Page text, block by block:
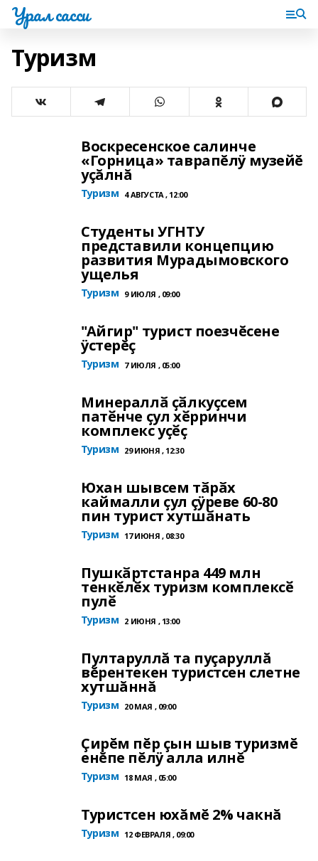
Урал сасси
Туризм
Воскресенское салинче
«Горница» таврапĕлÿ музейĕ
уçăлнă
Туризм 4 АВГУСТА , 12:00
Студенты УГНТУ
представили концепцию
развития Мурадымовского
ущелья
Туризм 9 ИЮЛЯ , 09:00
"Айгир" турист поезчĕсене
ÿстерĕç
Туризм 7 ИЮЛЯ , 05:00
Минераллӑ ҫӑлкуҫсем
патӗнче ҫул хӗрринчи
комплекс уҫӗҫ
Туризм 29 ИЮНЯ , 12:30
Юхан шывсем тӑрӑх
каймалли ҫул çÿреве 60-80
пин турист хутшӑнать
Туризм 17 ИЮНЯ , 08:30
Пушкӑртстанра 449 млн
тенкӗлӗх туризм комплексӗ
пулӗ
Туризм 2 ИЮНЯ , 13:00
Пултаруллă та пуçаруллă
вĕрентекен туристсен слетне
хутшăннă
Туризм 20 МАЯ , 09:00
Çирĕм пĕр çын шыв туризмĕ
енĕпе пĕлÿ алла илнĕ
Туризм 18 МАЯ , 05:00
Туристсен юхăмĕ 2% чакнă
Туризм 12 ФЕВРАЛЯ , 09:00